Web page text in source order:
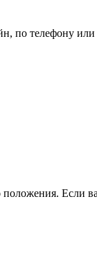
по телефону
Если